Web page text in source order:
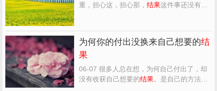
重，担心这，担心那， 结果这件事还没有做
看有多少事情真正发生了。结果出人意料，
人们所忧虑的事有9...
为何你的付出没换来自己想要的结
果
06-07 很多人总在想，为何自己付出了，却
没有收获自己想要的结果。是自己的方法不